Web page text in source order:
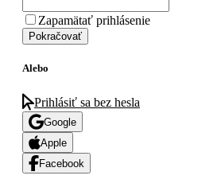
Zapamätať prihlásenie
Pokračovať
Alebo
Prihlásiť sa bez hesla
Google
Apple
Facebook